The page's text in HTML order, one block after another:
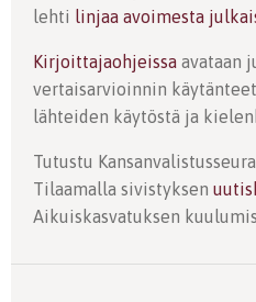
lehti linjaa avoimesta
Kirjoittajaohjeissa avataan
vertaisarvioinnin
lähteiden käytöstä ja
Tutustu
Tilaamalla sivistyksen
Aikuiskasvatuksen